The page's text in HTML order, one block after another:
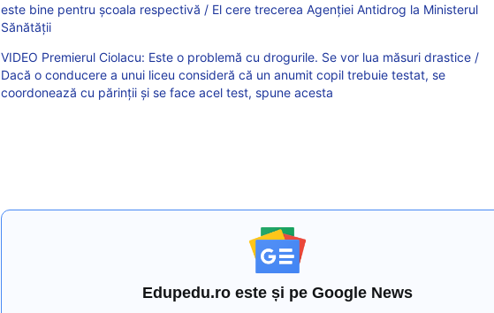
este bine pentru școala respectivă / El cere trecerea Agenției Antidrog la Ministerul
Sănătății
VIDEO Premierul Ciolacu: Este o problemă cu drogurile. Se vor lua măsuri drastice /
Dacă o conducere a unui liceu consideră că un anumit copil trebuie testat, se
coordonează cu părinții și se face acel test, spune acesta
Edupedu.ro este și pe Google News